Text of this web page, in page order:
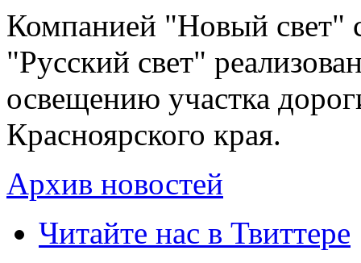
Компанией "Новый свет"
"Русский свет"
освещению участка
Красноярского края.
Архив новостей
Читайте нас в Твиттере